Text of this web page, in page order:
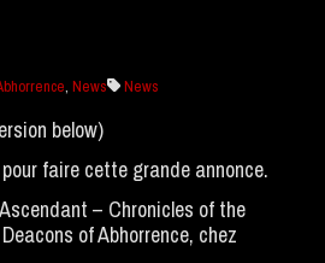
, News News
below)
faire cette grande annonce.
– Chronicles of the
of Abhorrence, chez